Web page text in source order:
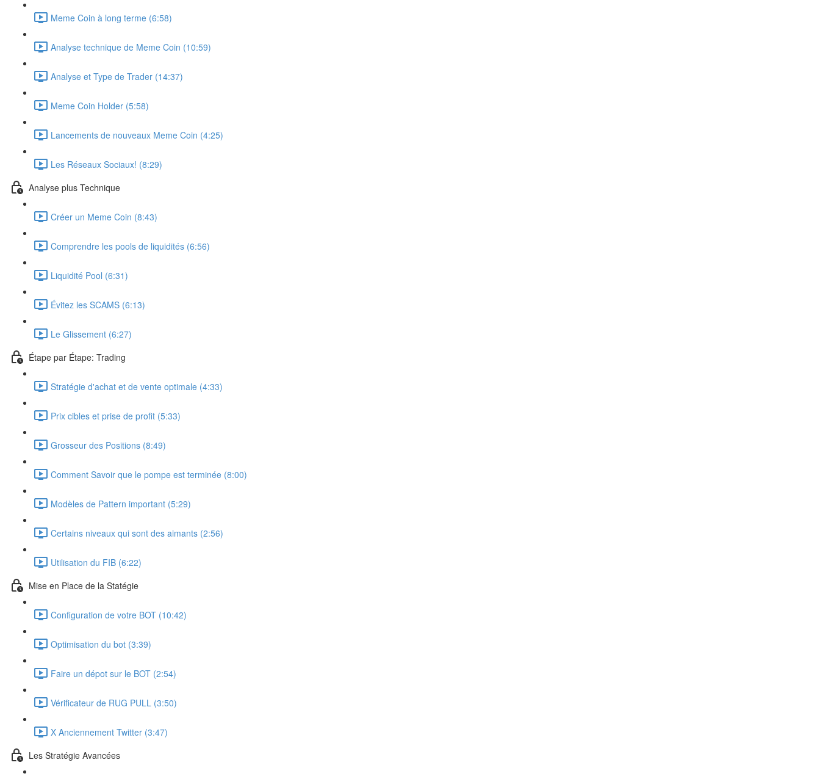
Meme Coin à long terme (6:58)
Analyse technique de Meme Coin (10:59)
Analyse et Type de Trader (14:37)
Meme Coin Holder (5:58)
Lancements de nouveaux Meme Coin (4:25)
Les Réseaux Sociaux! (8:29)
Analyse plus Technique
Créer un Meme Coin (8:43)
Comprendre les pools de liquidités (6:56)
Liquidité Pool (6:31)
Évitez les SCAMS (6:13)
Le Glissement (6:27)
Étape par Étape: Trading
Stratégie d'achat et de vente optimale (4:33)
Prix cibles et prise de profit (5:33)
Grosseur des Positions (8:49)
Comment Savoir que le pompe est terminée (8:00)
Modèles de Pattern important (5:29)
Certains niveaux qui sont des aimants (2:56)
Utilisation du FIB (6:22)
Mise en Place de la Statégie
Configuration de votre BOT (10:42)
Optimisation du bot (3:39)
Faire un dépot sur le BOT (2:54)
Vérificateur de RUG PULL (3:50)
X Anciennement Twitter (3:47)
Les Stratégie Avancées